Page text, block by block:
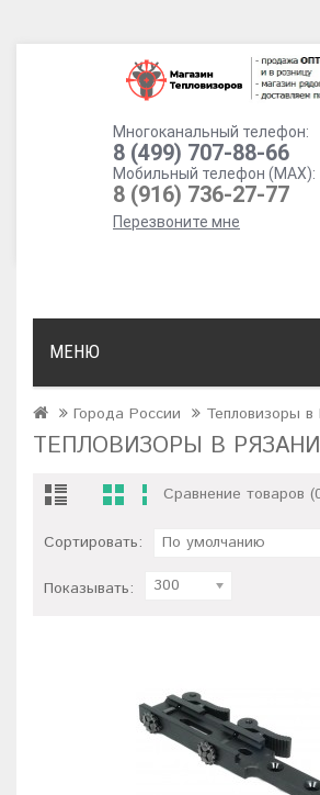
Многоканальный телефон:
8 (499) 707-88-66
Мобильный телефон (MAX):
8 (916) 736-27-77
Перезвоните мне
МЕНЮ
Города России Тепловизоры в
ТЕПЛОВИЗОРЫ В РЯЗАНИ
Сравнение товаров
Сортировать: По умолчанию
Показывать: 300